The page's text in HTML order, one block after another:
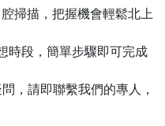
掃描，把握機會輕鬆北上
時段，簡單步驟即可完成
，請即聯繫我們的專人，